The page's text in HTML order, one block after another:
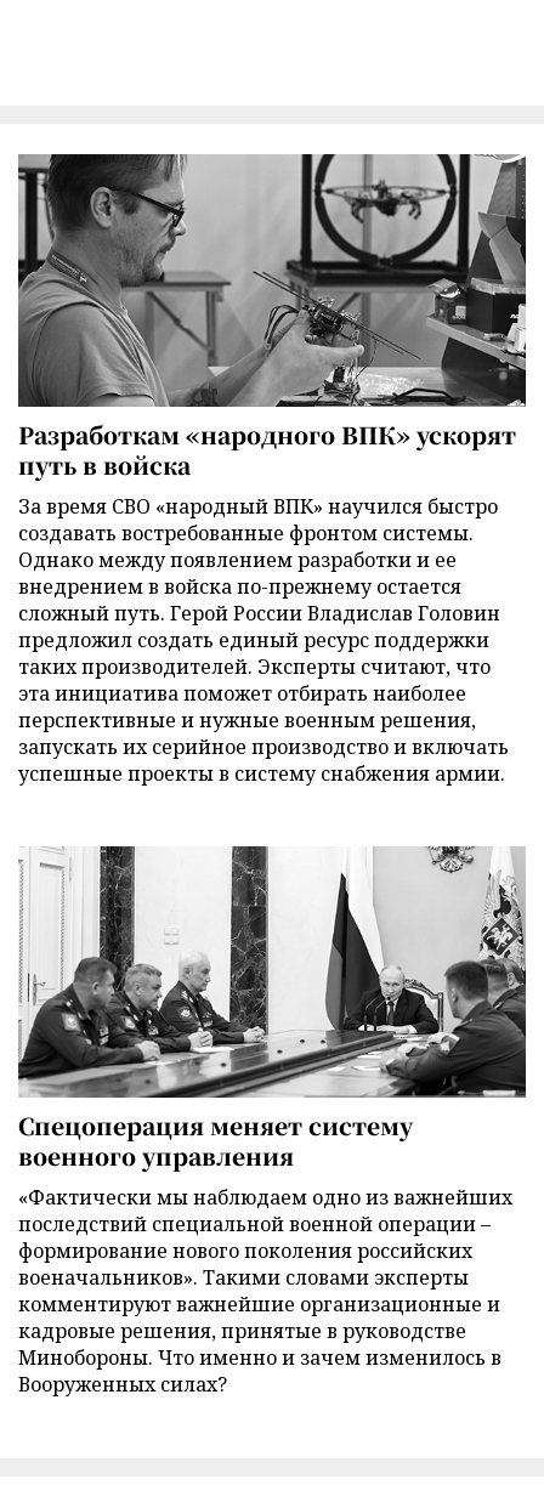
Разработкам «народного ВПК» ускорят
путь в войска
За время СВО «народный ВПК» научился быстро
создавать востребованные фронтом системы.
Однако между появлением разработки и ее
внедрением в войска по-прежнему остается
сложный путь. Герой России Владислав Головин
предложил создать единый ресурс поддержки
таких производителей. Эксперты считают, что
эта инициатива поможет отбирать наиболее
перспективные и нужные военным решения,
запускать их серийное производство и включать
успешные проекты в систему снабжения армии.
Спецоперация меняет систему
военного управления
«Фактически мы наблюдаем одно из важнейших
последствий специальной военной операции –
формирование нового поколения российских
военачальников». Такими словами эксперты
комментируют важнейшие организационные и
кадровые решения, принятые в руководстве
Минобороны. Что именно и зачем изменилось в
Вооруженных силах?